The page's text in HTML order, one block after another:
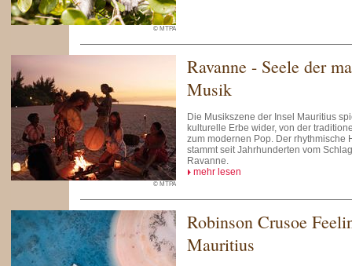
© MTPA
© MTPA
Ravanne - Seele der
Musik
Die Musikszene der Insel Mauritius
kulturelle Erbe wider, von der
zum modernen Pop. Der rhythmische
stammt seit Jahrhunderten vom
Ravanne.
mehr lesen
Robinson Crusoe
Mauritius